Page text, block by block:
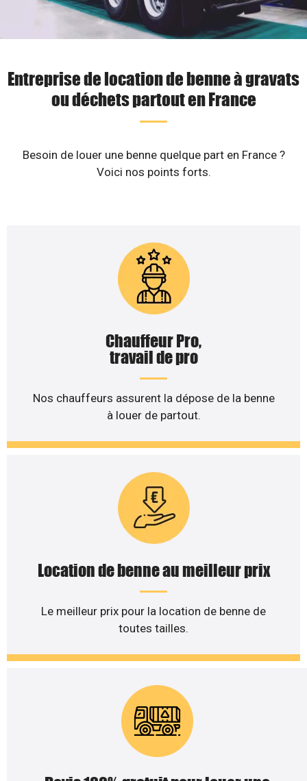
Entreprise de location de benne à gravats
ou déchets partout en France
Besoin de louer une benne quelque part en France ?
Voici nos points forts.
Chauffeur Pro,
travail de pro
Nos chauffeurs assurent la dépose de la benne
à louer de partout.
Location de benne au meilleur prix
Le meilleur prix pour la location de benne de
toutes tailles.